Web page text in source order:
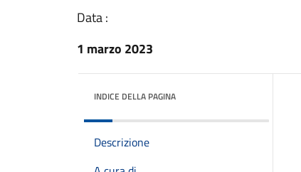
Data :
1 marzo 2023
INDICE DELLA PAGINA
Descrizione